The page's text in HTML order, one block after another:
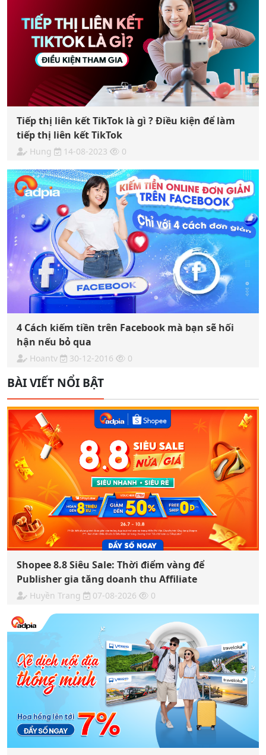
Tiếp thị liên kết TikTok là gì ? Điều kiện để làm
tiếp thị liên kết TikTok
Hung 14-08-2023 0
4 Cách kiếm tiền trên Facebook mà bạn sẽ hối
hận nếu bỏ qua
Hoantv 30-12-2016 0
BÀI VIẾT NỔI BẬT
Shopee 8.8 Siêu Sale: Thời điểm vàng để
Publisher gia tăng doanh thu Affiliate
Huyền Trang 07-08-2026 0